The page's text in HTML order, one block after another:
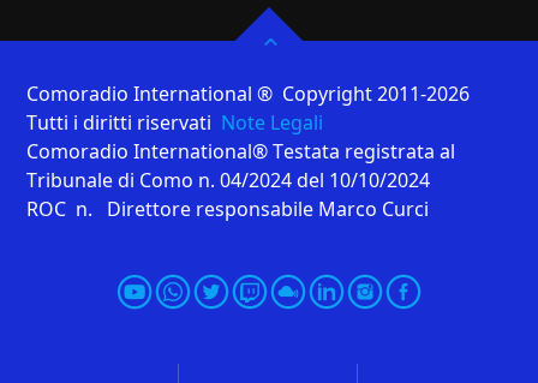
Comoradio International ® Copyright 2011-2026
Tutti i diritti riservati Note Legali
Comoradio International® Testata registrata al
Tribunale di Como n. 04/2024 del 10/10/2024
ROC n. Direttore responsabile Marco Curci